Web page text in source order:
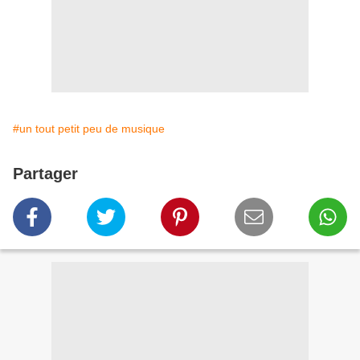
#un tout petit peu de musique
Partager